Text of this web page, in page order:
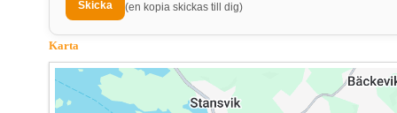
(en kopia skickas till dig)
Karta